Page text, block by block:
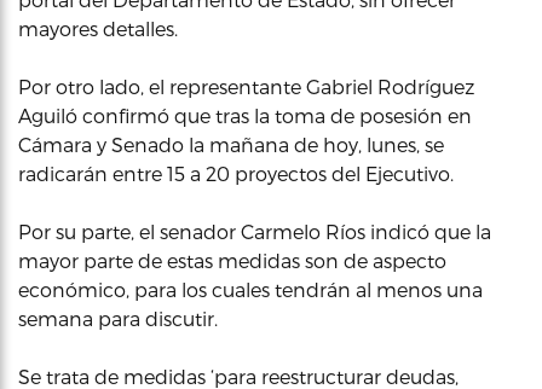
mayores detalles.
Por otro lado, el representante Gabriel Rodríguez
Aguiló confirmó que tras la toma de posesión en
Cámara y Senado la mañana de hoy, lunes, se
radicarán entre 15 a 20 proyectos del Ejecutivo.
Por su parte, el senador Carmelo Ríos indicó que la
mayor parte de estas medidas son de aspecto
económico, para los cuales tendrán al menos una
semana para discutir.
Se trata de medidas ‘para reestructurar deudas,